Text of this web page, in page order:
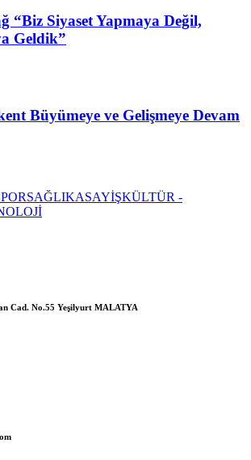
“Biz Siyaset Yapmaya Değil,
Geldik”
Büyümeye ve Gelişmeye Devam
SAĞLIKASAYİŞKÜLTÜR -
Cad. No.55 Yeşilyurt MALATYA